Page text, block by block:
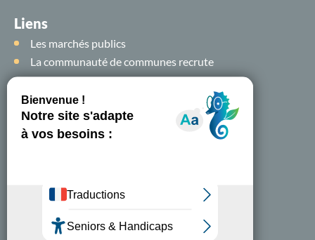
Liens
Les marchés publics
La communauté de communes recrute
Suivez-nous sur
les
réseaux sociaux !
Nous contacter